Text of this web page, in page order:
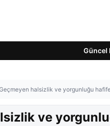
Güncel
halsizlik ve yorgunluğu
ve